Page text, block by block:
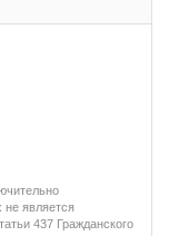
не является
437 Гражданского